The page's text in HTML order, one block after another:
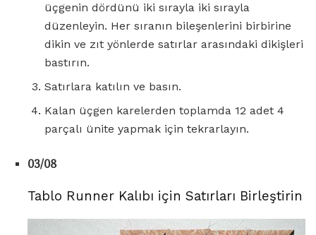
üçgenin dördünü iki sırayla iki sırayla
düzenleyin. Her sıranın bileşenlerini birbirine
dikin ve zıt yönlerde satırlar arasındaki dikişleri
bastırın.
Satırlara katılın ve basın.
Kalan üçgen karelerden toplamda 12 adet 4
parçalı ünite yapmak için tekrarlayın.
03/08
Tablo Runner Kalıbı için Satırları Birleştirin